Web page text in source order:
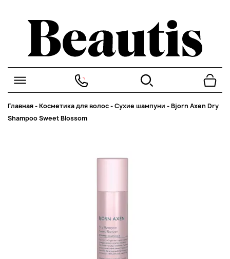
Главная-Косметика для волос-Сухие шампуни -Bjorn Axen Dry
Shampoo Sweet Blossom